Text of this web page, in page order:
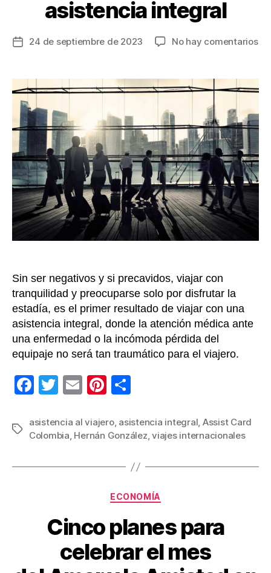
asistencia integral
Fecha
entrada
24 de septiembre de 2023 No hay comentariosen
a
es
Sin ser negativos y si precavidos, viajar con
tranquilidad y preocuparse solo por disfrutar la
estadía, es el primer resultado de viajar con una
asistencia integral, donde la atención médica ante
una enfermedad o la incómoda pérdida del
equipaje no será tan traumático para el viajero.
F
c
e
b
T
tt
er
E
ail
Pi
er
e
st
m
p
ar
Etiquetas
asistencia al viajero, asistencia integral, Assist Card
Colombia, Hernán González,viajes internacionales
Categorías
ECONOMÍA
Cinco planes para
celebrar el mes